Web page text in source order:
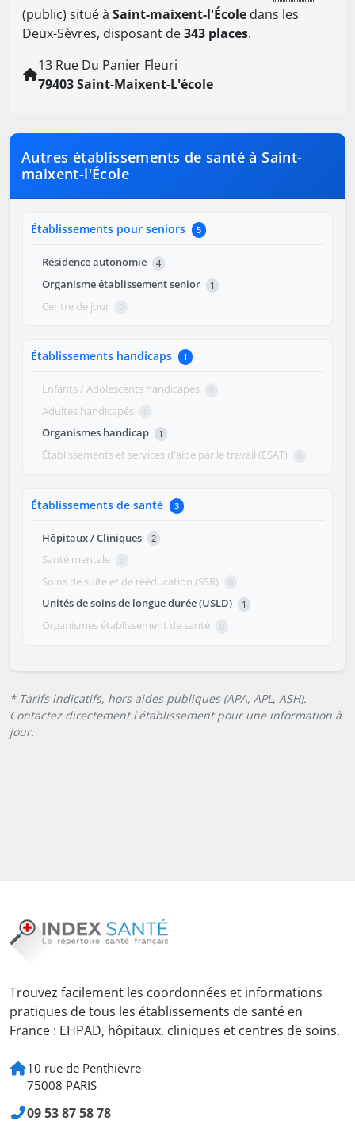
(public) situé à Saint-maixent-l'École dans les
Deux-Sèvres, disposant de343 places.
13 Rue Du Panier Fleuri
79403 Saint-Maixent-L'école
Autres établissements de santé à Saint-
maixent-l'École
Établissements pour seniors 5
Résidence autonomie 4
Organisme établissement senior 1
Centre de jour 0
Établissements handicaps 1
Enfants / Adolescents handicapés 0
Adultes handicapés 0
Organismes handicap 1
Établissements et services d'aide par le travail (ESAT) 0
Établissements de santé 3
Hôpitaux / Cliniques 2
Santé mentale 0
Soins de suite et de rééducation (SSR) 0
Unités de soins de longue durée (USLD) 1
Organismes établissement de santé 0
* Tarifs indicatifs, hors aides publiques (APA, APL, ASH).
Contactez directement l'établissement pour une information à
jour.
Trouvez facilement les coordonnées et informations
pratiques de tous les établissements de santé en
France : EHPAD, hôpitaux, cliniques et centres de soins.
10 rue de Penthièvre
75008 PARIS
09 53 87 58 78